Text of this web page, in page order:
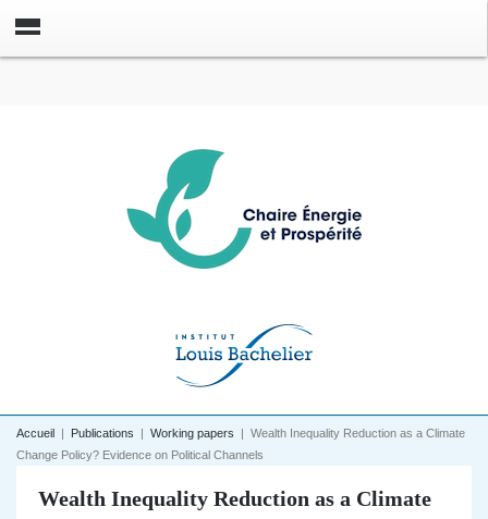
Accueil | Publications | Working papers | Wealth Inequality Reduction as a Climate
Change Policy? Evidence on Political Channels
Wealth Inequality Reduction as a Climate